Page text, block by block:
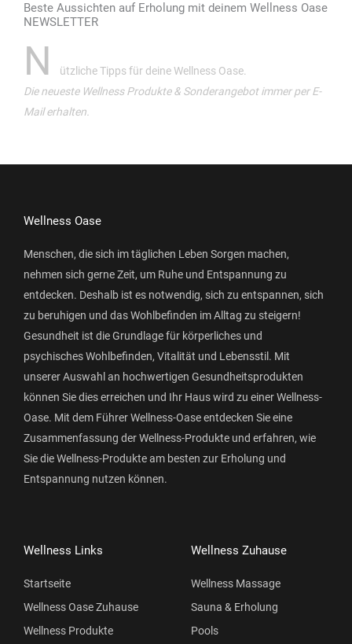
Beste Aussichten auf Erholung mit deinem Wellness Oase
NEWSLETTER
N
ützliche Tipps für deine Wellness Oase.
Die neueste Wellness Produkte & Sonderangebot immer per E-
Mail erhalten.
Wellness Oase
Menschen, die sich im täglichen Leben Sorgen machen,
nehmen sich gerne Zeit, um Ruhe und Entspannung zu
entdecken. Deshalb ist es notwendig, sich zu entspannen, sich
zu beruhigen und das Wohlbefinden im Alltag zu steigern!
Gesundheit ist die Grundlage für körperliches und
psychisches Wohlbefinden, Vitalität und Lebensstil. Mit
unserer Auswahl an hochwertigen Gesundheitsprodukten
können Sie dies erreichen und Ihr Haus wird zu einer Wellness-
Oase. Mit dem Führer Wellness-Oase entdecken Sie eine
Zusammenfassung der Wellness-Produkte und erfahren, wie
Sie die Wellness-Produkte am besten zur Erholung und
Entspannung nutzen können.
Wellness Links
Startseite
Wellness Oase Zuhause
Wellness Produkte
Wellness Zuhause
Wellness Massage
Sauna & Erholung
Pools